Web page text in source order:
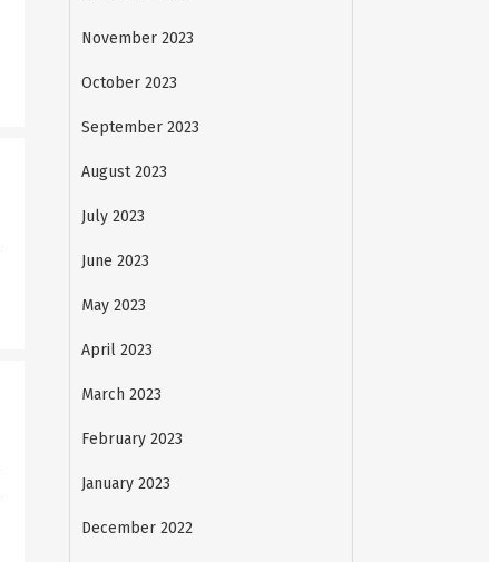
November 2023
October 2023
September 2023
August 2023
July 2023
June 2023
May 2023
April 2023
March 2023
February 2023
January 2023
December 2022